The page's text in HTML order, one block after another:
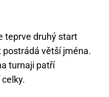
teprve druhý start
postrádá větší jména.
turnaji patří